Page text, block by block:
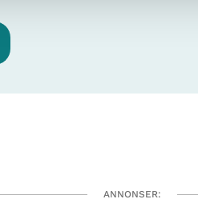
ANNONSER: